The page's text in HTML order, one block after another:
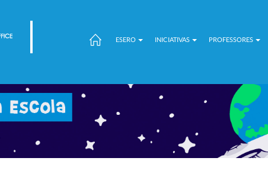
ESERO INICIATIVAS PROFESSORES